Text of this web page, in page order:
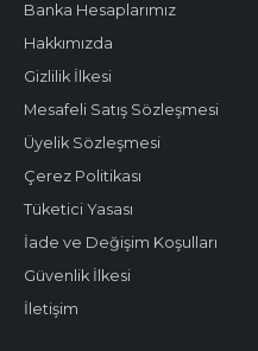
Banka Hesaplarımız
Hakkımızda
Gizlilik İlkesi
Mesafeli Satış Sözleşmesi
Üyelik Sözleşmesi
Çerez Politikası
Tüketici Yasası
İade ve Değişim Koşulları
Güvenlik İlkesi
İletişim